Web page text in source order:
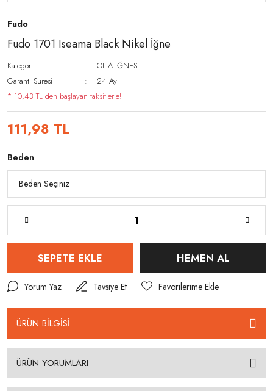
Fudo
Fudo 1701 Iseama Black Nikel İğne
Kategori
OLTA İĞNESİ
Garanti Süresi
24 Ay
* 10,43 TL den başlayan taksitlerle!
111,98 TL
Beden
SEPETE EKLE HEMEN AL
Yorum Yaz Tavsiye Et
ÜRÜN BİLGİSİ
ÜRÜN YORUMLARI